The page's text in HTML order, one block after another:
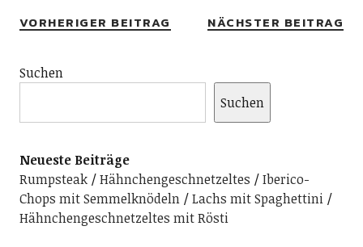
VORHERIGER BEITRAG NÄCHSTER BEITRAG
Suchen
Suchen
Neueste Beiträge
Rumpsteak
Hähnchengeschnetzeltes
Iberico-
Chops mit Semmelknödeln
Lachs mit Spaghettini
Hähnchengeschnetzeltes mit Rösti